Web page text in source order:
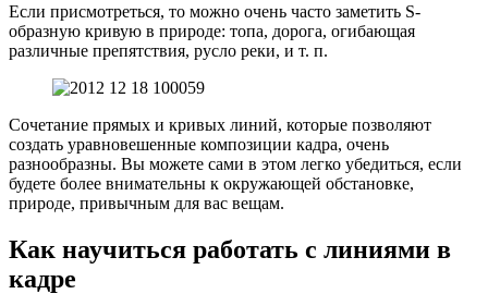
Если присмотреться, то можно очень часто заметить S-
образную кривую в природе: топа, дорога, огибающая
различные препятствия, русло реки, и т. п.
Сочетание прямых и кривых линий, которые позволяют
создать уравновешенные композиции кадра, очень
разнообразны. Вы можете сами в этом легко убедиться, если
будете более внимательны к окружающей обстановке,
природе, привычным для вас вещам.
Как научиться работать с линиями в
кадре